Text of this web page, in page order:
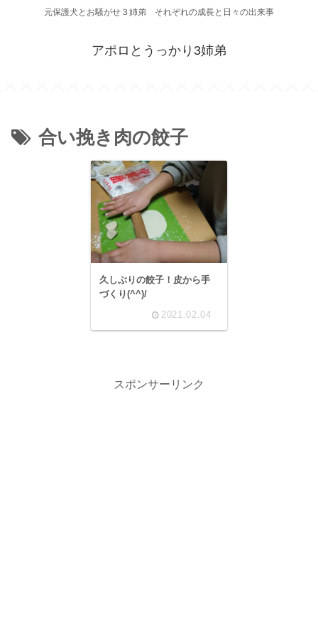
元保護犬とお騒がせ３姉弟 それぞれの成長と日々の出来事
アポロとうっかり3姉弟
合い挽き肉の餃子
久しぶりの餃子！皮から手
づくり(^^)/
2021.02.04
スポンサーリンク